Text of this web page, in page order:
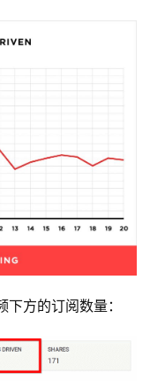
方的订阅数量：